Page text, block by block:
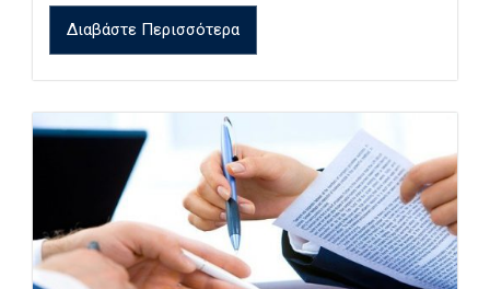
Διαβάστε Περισσότερα